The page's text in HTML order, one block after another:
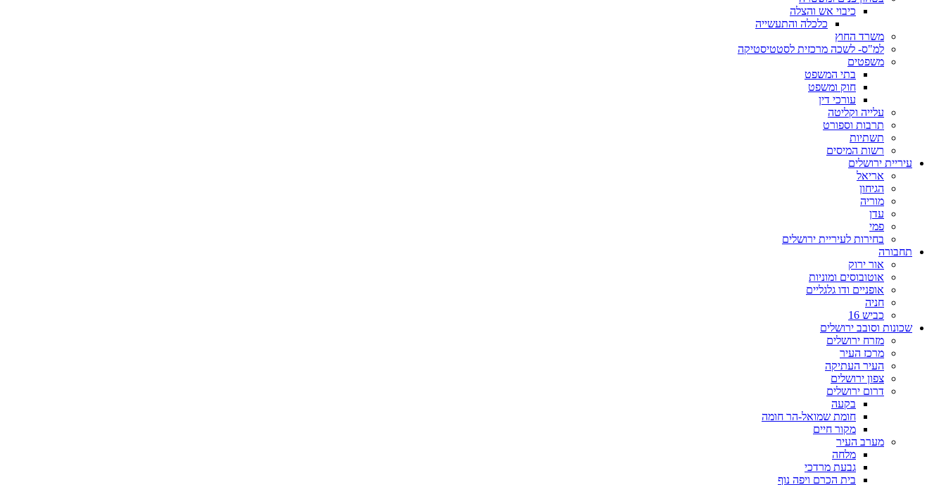
כיבוי אש והצלה
כלכלה והתעשייה
משרד החוץ
למ"ס- לשכה מרכזית לסטטיסטיקה
משפטים
בתי המשפט
חוק ומשפט
עורכי דין
עלייה וקליטה
תרבות וספורט
תשתיות
רשות המיסים
עיריית ירושלים
אריאל
הגיחון
מוריה
עדן
פמי
בחירות לעיריית ירושלים
תחבורה
אור ירוק
אוטובוסים ומוניות
אופניים ודו גלגליים
חניה
כביש 16
שכונות וסובב ירושלים
מזרח ירושלים
מרכז העיר
העיר העתיקה
צפון ירושלים
דרום ירושלים
בקעה
חומת שמואל-הר חומה
מקור חיים
מערב העיר
מלחה
גבעת מרדכי
בית הכרם ויפה נוף